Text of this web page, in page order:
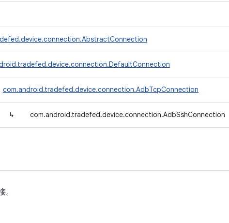
com.android.tradefed.device.connection.AdbTcpConnection
↳ com.android.tradefed.device.connection.AdbSshConnection